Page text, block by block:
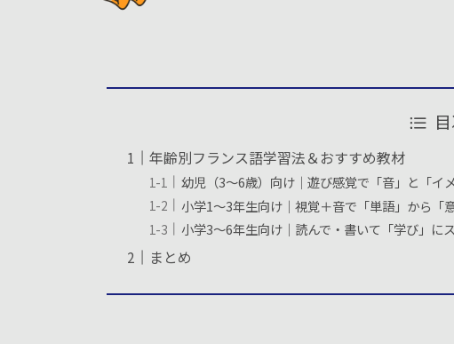
年齢別フランス語学習法＆おすすめ教材
幼児（3〜6歳）向け｜遊び感覚で「音」と「イ
小学1〜3年生向け｜視覚＋音で「単語」から「
小学3〜6年生向け｜読んで・書いて「学び」に
まとめ